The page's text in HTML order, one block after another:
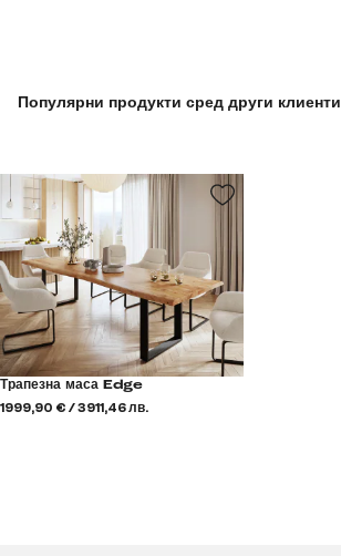
Популярни продукти сред други клиенти
Трапезна маса Edge
1999,90 € / 3911,46 лв.